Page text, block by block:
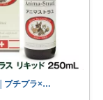
まゆ│プチプラ×ご褒美スイーツ